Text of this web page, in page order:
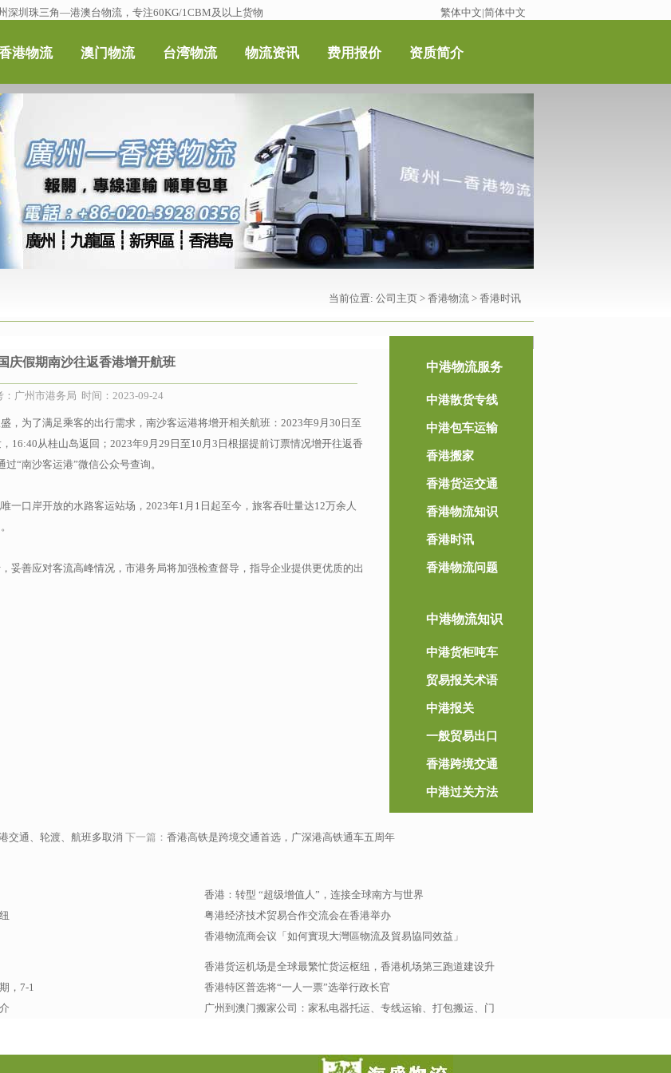
深圳珠三角—港澳台物流，专注60KG/1CBM及以上货物 繁体中文|简体中文
港物流 澳门物流 台湾物流 物流资讯 费用报价 资质简介
当前位置: 公司主页 > 香港物流 > 香港时讯
庆假期南沙往返香港增开航班
：广州市港务局 时间：2023-09-24
，为了满足乘客的出行需求，南沙客运港将增开相关航班：2023年9月30日至
16:40从桂山岛返回；2023年9月29日至10月3日根据提前订票情况增开往返香
“南沙客运港”微信公众号查询。
口岸开放的水路客运站场，2023年1月1日起至今，旅客吞吐量达12万余人
善应对客流高峰情况，市港务局将加强检查督导，指导企业提供更优质的出
中港物流服务
中港散货专线
中港包车运输
香港搬家
香港货运交通
香港物流知识
香港时讯
香港物流问题
中港物流知识
中港货柜吨车
贸易报关术语
中港报关
一般贸易出口
香港跨境交通
中港过关方法
交通、轮渡、航班多取消 下一篇： 香港高铁是跨境交通首选，广深港高铁通车五周年
香港：转型 “超级增值人”，连接全球南方与世界
粤港经济技术贸易合作交流会在香港举办
香港物流商会议「如何實現大灣區物流及貿易協同效益」
香港货运机场是全球最繁忙货运枢纽，香港机场第三跑道建设升
，7-1
香港特区普选将“一人一票”选举行政长官
广州到澳门搬家公司：家私电器托运、专线运输、打包搬运、门